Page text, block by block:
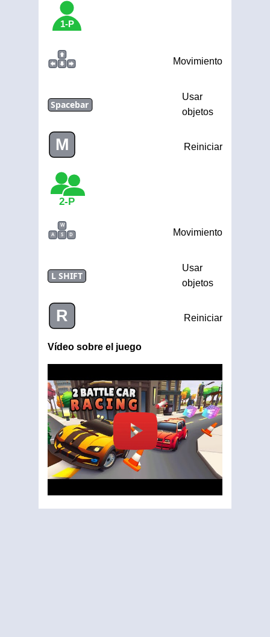
1-P
Movimiento
Spacebar
Usar
objetos
M Reiniciar
2-P
W
A
S D Movimiento
L SHIFT
Usar
objetos
R Reiniciar
Vídeo sobre el juego